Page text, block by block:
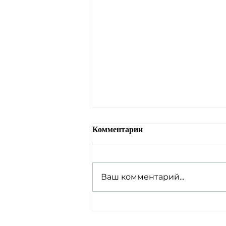
Комментарии
Ваш комментарий...